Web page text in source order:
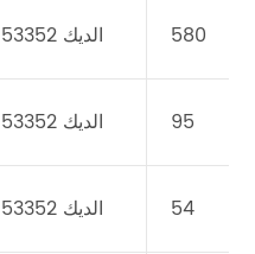
الديك 53352 580
الديك 53352 95
الديك 53352 54